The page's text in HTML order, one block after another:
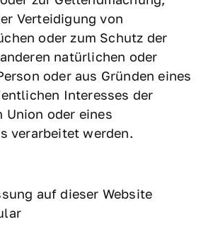
Verteidigung von
oder zum Schutz der
natürlichen oder
oder aus Gründen eines
Interesses der
Union oder eines
verarbeitet werden.
auf dieser Website